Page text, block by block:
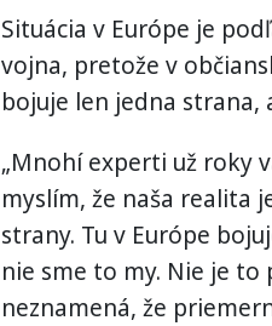
Situácia v Európe je
vojna, pretože v
bojuje len jedna strana,
„Mnohí experti už roky
myslím, že naša realita
strany. Tu v Európe
nie sme to my. Nie je to
neznamená, že